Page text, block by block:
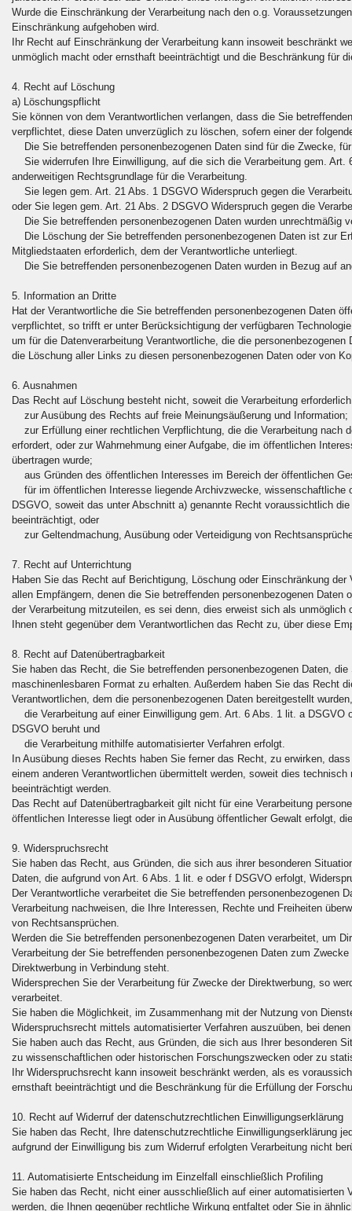
Wurde die Einschränkung der Verarbeitung nach den o.g.
Einschränkung aufgehoben wird.
Ihr Recht auf Einschränkung der Verarbeitung kann insoweit beschränkt
unmöglich macht oder ernsthaft beeinträchtigt und die Beschränkung für
4. Recht auf Löschung
a) Löschungspflicht
Sie können von dem Verantwortlichen verlangen, dass die Sie
verpflichtet, diese Daten unverzüglich zu löschen, sofern einer der
Die Sie betreffenden personenbezogenen Daten sind für die Zwecke,
Sie widerrufen Ihre Einwilligung, auf die sich die Verarbeitung gem.
anderweitigen Rechtsgrundlage für die Verarbeitung.
Sie legen gem. Art. 21 Abs. 1 DSGVO Widerspruch gegen die
oder Sie legen gem. Art. 21 Abs. 2 DSGVO Widerspruch gegen die
Die Sie betreffenden personenbezogenen Daten wurden unrechtmäßig
Die Löschung der Sie betreffenden personenbezogenen Daten ist zur
Mitgliedstaaten erforderlich, dem der Verantwortliche unterliegt.
Die Sie betreffenden personenbezogenen Daten wurden in Bezug auf
5. Information an Dritte
Hat der Verantwortliche die Sie betreffenden personenbezogenen Daten
verpflichtet, so trifft er unter Berücksichtigung der verfügbaren
um für die Datenverarbeitung Verantwortliche, die die
die Löschung aller Links zu diesen personenbezogenen Daten oder von
6. Ausnahmen
Das Recht auf Löschung besteht nicht, soweit die Verarbeitung
zur Ausübung des Rechts auf freie Meinungsäußerung und Information;
zur Erfüllung einer rechtlichen Verpflichtung, die die Verarbeitung nach
erfordert, oder zur Wahrnehmung einer Aufgabe, die im öffentlichen
übertragen wurde;
aus Gründen des öffentlichen Interesses im Bereich der öffentlichen
für im öffentlichen Interesse liegende Archivzwecke, wissenschaftliche
DSGVO, soweit das unter Abschnitt a) genannte Recht voraussichtlich
beeinträchtigt, oder
zur Geltendmachung, Ausübung oder Verteidigung von
7. Recht auf Unterrichtung
Haben Sie das Recht auf Berichtigung, Löschung oder Einschränkung
allen Empfängern, denen die Sie betreffenden personenbezogenen
der Verarbeitung mitzuteilen, es sei denn, dies erweist sich als
Ihnen steht gegenüber dem Verantwortlichen das Recht zu, über diese
8. Recht auf Datenübertragbarkeit
Sie haben das Recht, die Sie betreffenden personenbezogenen Daten,
maschinenlesbaren Format zu erhalten. Außerdem haben Sie das Recht
Verantwortlichen, dem die personenbezogenen Daten bereitgestellt
die Verarbeitung auf einer Einwilligung gem. Art. 6 Abs. 1 lit. a
DSGVO beruht und
die Verarbeitung mithilfe automatisierter Verfahren erfolgt.
In Ausübung dieses Rechts haben Sie ferner das Recht, zu erwirken,
einem anderen Verantwortlichen übermittelt werden, soweit dies
beeinträchtigt werden.
Das Recht auf Datenübertragbarkeit gilt nicht für eine Verarbeitung
öffentlichen Interesse liegt oder in Ausübung öffentlicher Gewalt erfolgt,
9. Widerspruchsrecht
Sie haben das Recht, aus Gründen, die sich aus ihrer besonderen
Daten, die aufgrund von Art. 6 Abs. 1 lit. e oder f DSGVO erfolgt,
Der Verantwortliche verarbeitet die Sie betreffenden personenbezogenen
Verarbeitung nachweisen, die Ihre Interessen, Rechte und Freiheiten
von Rechtsansprüchen.
Werden die Sie betreffenden personenbezogenen Daten verarbeitet, um
Verarbeitung der Sie betreffenden personenbezogenen Daten zum
Direktwerbung in Verbindung steht.
Widersprechen Sie der Verarbeitung für Zwecke der Direktwerbung, so
verarbeitet.
Sie haben die Möglichkeit, im Zusammenhang mit der Nutzung von
Widerspruchsrecht mittels automatisierter Verfahren auszuüben, bei
Sie haben auch das Recht, aus Gründen, die sich aus Ihrer besonderen
zu wissenschaftlichen oder historischen Forschungszwecken oder zu
Ihr Widerspruchsrecht kann insoweit beschränkt werden, als es
ernsthaft beeinträchtigt und die Beschränkung für die Erfüllung der
10. Recht auf Widerruf der datenschutzrechtlichen Einwilligungserklärung
Sie haben das Recht, Ihre datenschutzrechtliche Einwilligungserklärung
aufgrund der Einwilligung bis zum Widerruf erfolgten Verarbeitung nicht
11. Automatisierte Entscheidung im Einzelfall einschließlich Profiling
Sie haben das Recht, nicht einer ausschließlich auf einer automatisierten
werden, die Ihnen gegenüber rechtliche Wirkung entfaltet oder Sie in